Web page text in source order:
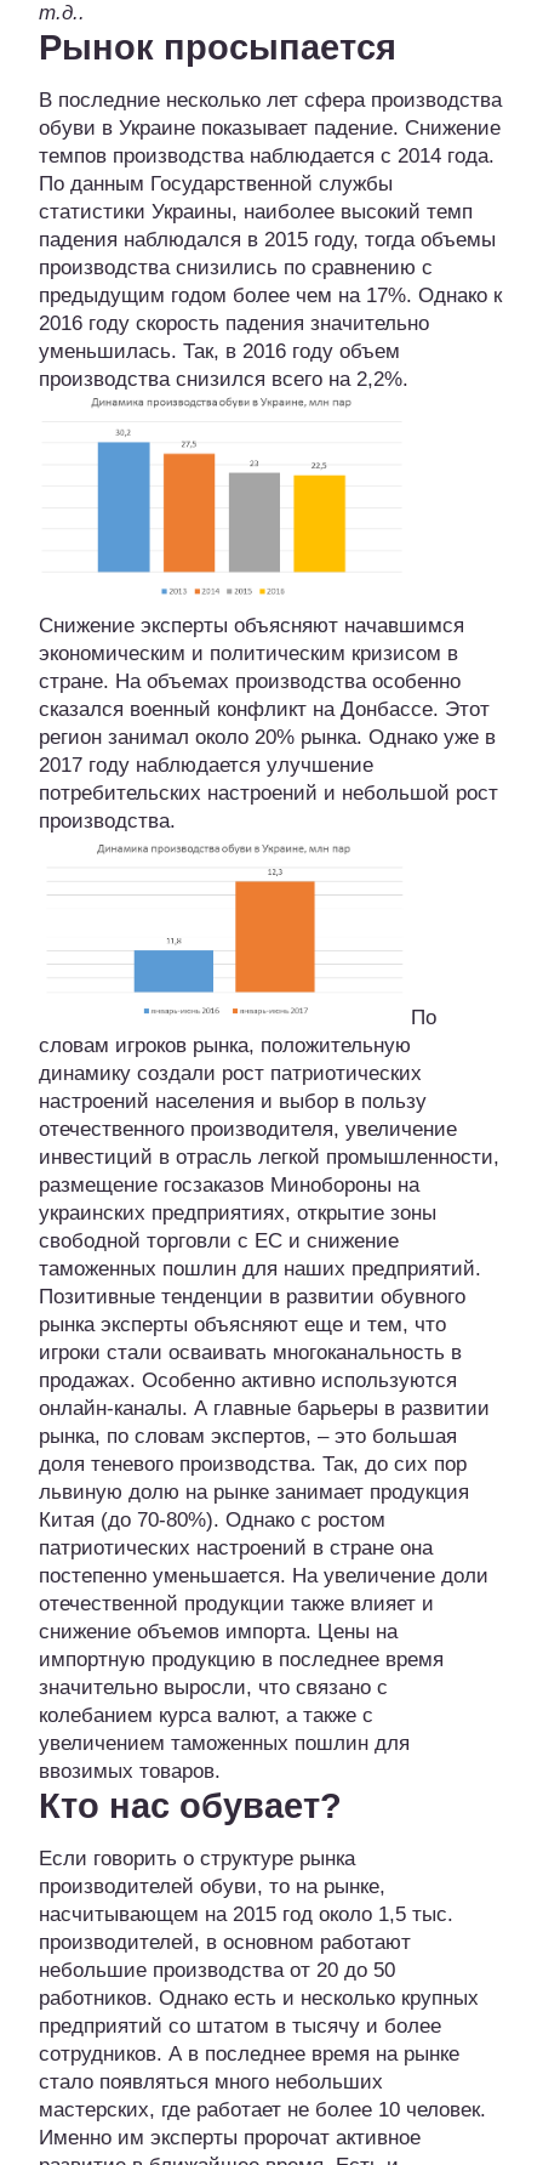
т.д..
Рынок просыпается
В последние несколько лет сфера производства
обуви в Украине показывает падение. Снижение
темпов производства наблюдается с 2014 года.
По данным Государственной службы
статистики Украины, наиболее высокий темп
падения наблюдался в 2015 году, тогда объемы
производства снизились по сравнению с
предыдущим годом более чем на 17%. Однако к
2016 году скорость падения значительно
уменьшилась. Так, в 2016 году объем
производства снизился всего на 2,2%.
Снижение эксперты объясняют начавшимся
экономическим и политическим кризисом в
стране. На объемах производства особенно
сказался военный конфликт на Донбассе. Этот
регион занимал около 20% рынка. Однако уже в
2017 году наблюдается улучшение
потребительских настроений и небольшой рост
производства.
По
словам игроков рынка, положительную
динамику создали рост патриотических
настроений населения и выбор в пользу
отечественного производителя, увеличение
инвестиций в отрасль легкой промышленности,
размещение госзаказов Минобороны на
украинских предприятиях, открытие зоны
свободной торговли с ЕС и снижение
таможенных пошлин для наших предприятий.
Позитивные тенденции в развитии обувного
рынка эксперты объясняют еще и тем, что
игроки стали осваивать многоканальность в
продажах. Особенно активно используются
онлайн-каналы. А главные барьеры в развитии
рынка, по словам экспертов, – это большая
доля теневого производства. Так, до сих пор
львиную долю на рынке занимает продукция
Китая (до 70-80%). Однако с ростом
патриотических настроений в стране она
постепенно уменьшается. На увеличение доли
отечественной продукции также влияет и
снижение объемов импорта. Цены на
импортную продукцию в последнее время
значительно выросли, что связано с
колебанием курса валют, а также с
увеличением таможенных пошлин для
ввозимых товаров.
Кто нас обувает?
Если говорить о структуре рынка
производителей обуви, то на рынке,
насчитывающем на 2015 год около 1,5 тыс.
производителей, в основном работают
небольшие производства от 20 до 50
работников. Однако есть и несколько крупных
предприятий со штатом в тысячу и более
сотрудников. А в последнее время на рынке
стало появляться много небольших
мастерских, где работает не более 10 человек.
Именно им эксперты пророчат активное